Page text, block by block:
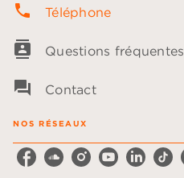
phone Téléphone
contacts Questions fréquentes
question_answer Contact
NOS RÉSEAUX